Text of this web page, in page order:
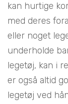
kan hurtige
med deres
eller noget
underholde
legetøj, kan i
er også altid
legetøj ved